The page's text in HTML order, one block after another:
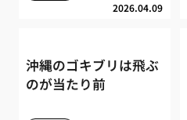
2026.04.09
沖縄のゴキブリは飛ぶ
のが当たり前